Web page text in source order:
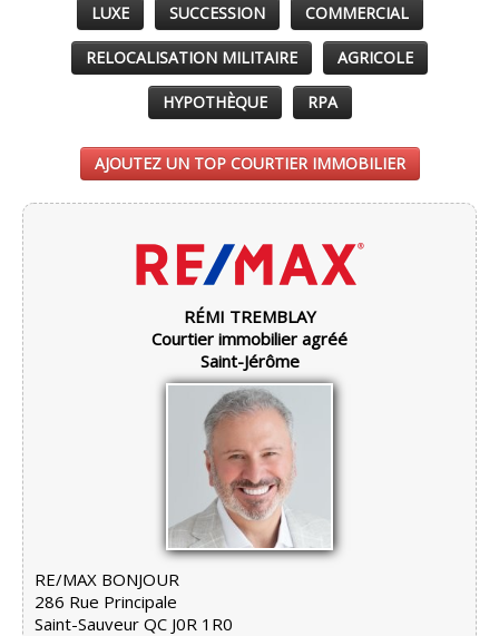
LUXE SUCCESSION COMMERCIAL
RELOCALISATION MILITAIRE AGRICOLE
HYPOTHÈQUE RPA
AJOUTEZ UN TOP COURTIER IMMOBILIER
RÉMI TREMBLAY
Courtier immobilier agréé
Saint-Jérôme
RE/MAX BONJOUR
286 Rue Principale
Saint-Sauveur QC J0R 1R0